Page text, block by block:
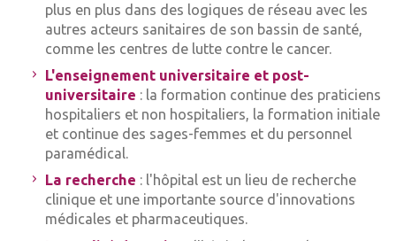
DROITS & DÉMARCHES
MISSIONS
MÉTIERS
DROITS & DÉMARCHES
MISSIONS
MÉTIERS
plus en plus dans des logiques de réseau avec les
autres acteurs sanitaires de son bassin de santé,
comme les centres de lutte contre le cancer.
L'enseignement universitaire et post-
universitaire : la formation continue des praticiens
hospitaliers et non hospitaliers, la formation initiale
et continue des sages-femmes et du personnel
paramédical.
La recherche : l'hôpital est un lieu de recherche
clinique et une importante source d'innovations
médicales et pharmaceutiques.